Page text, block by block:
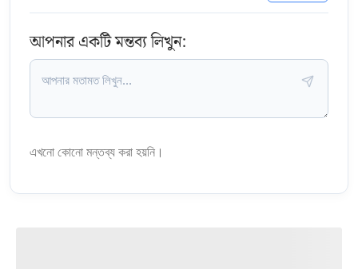
আপনার একটি মন্তব্য লিখুন:
এখনো কোনো মন্তব্য করা হয়নি।